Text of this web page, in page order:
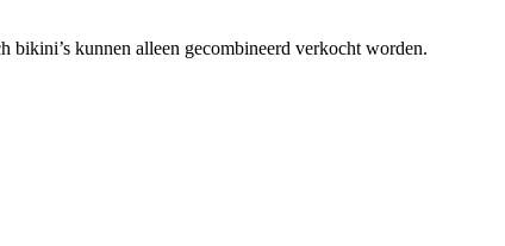
kunnen alleen gecombineerd verkocht worden.